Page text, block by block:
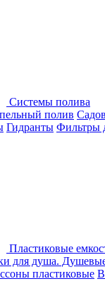
Системы полива
полив
Гидранты Фильтры
Пластиковые
для душа.
пластиковые